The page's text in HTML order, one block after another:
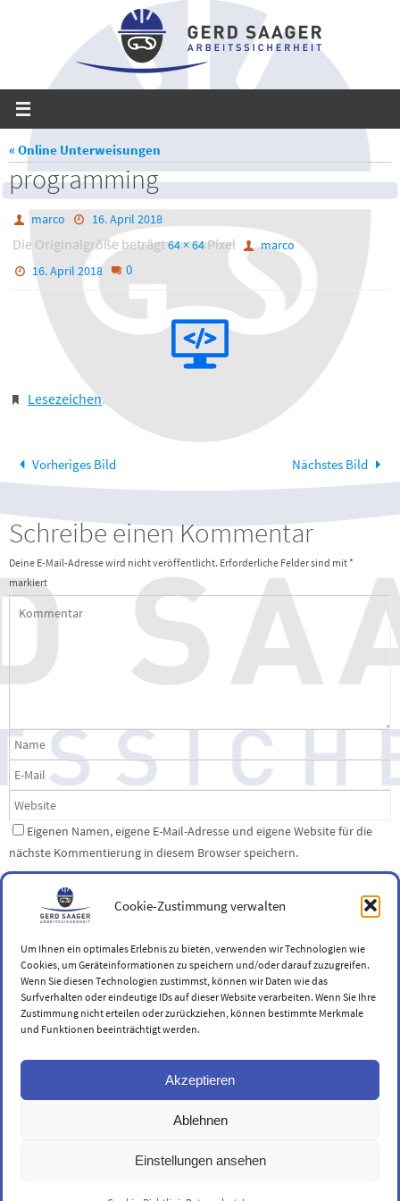
Cookie-Zustimmung verwalten
Um Ihnen ein optimales Erlebnis zu bieten, verwenden wir Technologien wie
Cookies, um Geräteinformationen zu speichern und/oder darauf zuzugreifen.
Wenn Sie diesen Technologien zustimmst, können wir Daten wie das
Surfverhalten oder eindeutige IDs auf dieser Website verarbeiten. Wenn Sie Ihre
Zustimmung nicht erteilen oder zurückziehen, können bestimmte Merkmale
und Funktionen beeinträchtigt werden.
Akzeptieren
Ablehnen
Einstellungen ansehen
« Online Unterweisungen
programming
marco 16. April 2018
Die Originalgröße beträgt64 × 64Pixel
marco
16. April 2018
0
Lesezeichen.
Vorheriges Bild Nächstes Bild
Schreibe einen Kommentar
Deine E-Mail-Adresse wird nicht veröffentlicht. Erforderliche Felder sind mit *
markiert
Eigenen Namen, eigene E-Mail-Adresse und eigene Website für die
nächste Kommentierung in diesem Browser speichern.
IMPRESSUM DATENSCHUTZ
"Das Verhüten von Unfällen darf nicht als reine Vorschrift des Gesetzes
aufgefasst werden, sondern als ein Gebot menschlicher Verpflichtungen
Werner von Siemens 1880